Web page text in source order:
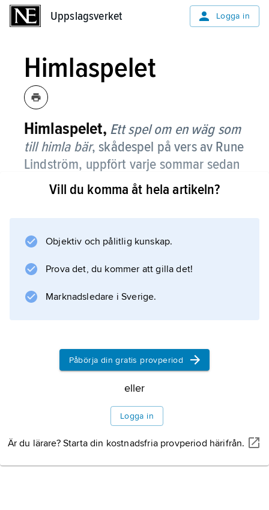
Uppslagsverket Logga in
Himlaspelet
Himlaspelet, Ett spel om en wäg som
till himla bär, skådespel på vers av Rune
Lindström, uppfört varje sommar sedan
1941 i Leksand (utom 1944–48).
dalmålningstraditionen.
Information om artikeln
Vill du komma åt hela artikeln?
Objektiv och pålitlig kunskap.
Prova det, du kommer att gilla det!
Marknadsledare i Sverige.
Påbörja din gratis provperiod
eller
Logga in
Är du lärare? Starta din kostnadsfria provperiod härifrån.